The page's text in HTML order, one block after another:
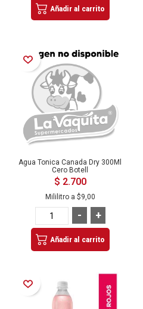
Añadir al carrito
Añadir a la Lista de Deseos
Agua Tonica Canada Dry 300Ml
Cero Botell
$ 2.700
Mililitro a $9,00
+
-
Añadir al carrito
Añadir a la Lista de Deseos